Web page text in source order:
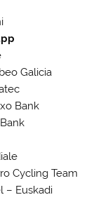
Galicia
Bank
Cycling Team
– Euskadi